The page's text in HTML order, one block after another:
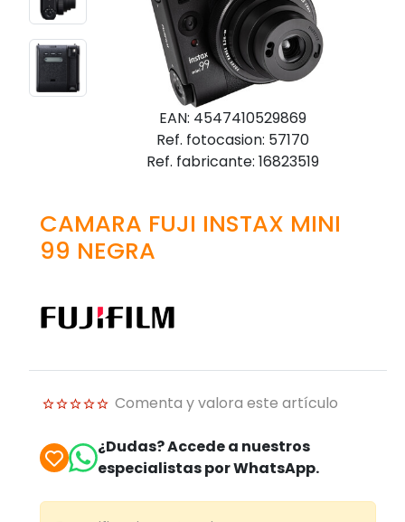
EAN: 4547410529869
Ref. fotocasion: 57170
Ref. fabricante: 16823519
CAMARA FUJI INSTAX MINI
99 NEGRA
Comenta y valora este artículo
¿Dudas? Accede a nuestros
especialistas por WhatsApp.